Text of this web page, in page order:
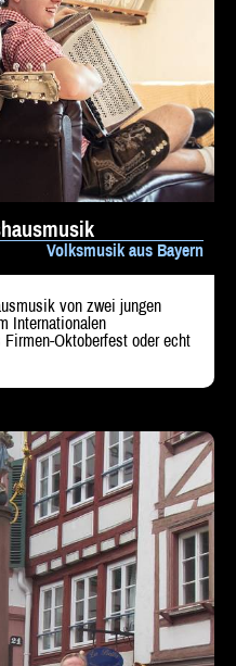
Volksmusik aus Bayern
von zwei jungen
Internationalen
Oktoberfest oder echt